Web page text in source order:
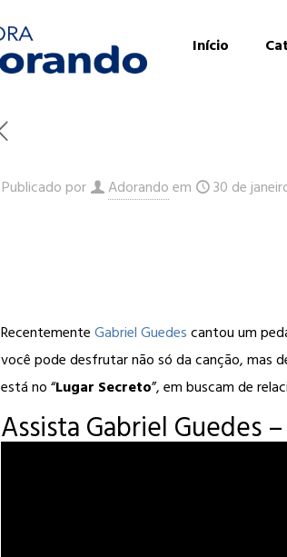
Início
Publicado por Adorandoem 30 de
RecentementeGabriel Guedescantou um
você pode desfrutar não só da canção, mas
está no “Lugar Secreto”, em buscam de
Assista Gabriel Guedes